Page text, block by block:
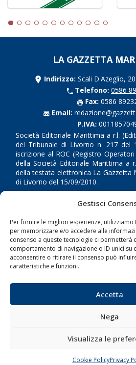
Gestisci
Per fornire le migliori esperienze,
per memorizzare e/o accedere alle
consenso a queste tecnologie ci permetterà
comportamento di navigazione o ID unici su
acconsentire o ritirare il consenso può
caratteristiche e funzioni.
Accetta
Nega
Visualizza le
Cookie PolicyPrivacy
LA GAZZETTA
Indirizzo: Scali D'Azeglio,
Telefono: 0586
Fax: 0586
Email:
P.IVA:
Società Editoriale Marittima a r.l.
del Tribunale di Livorno n. 217 del
iscrizione al ROC (Registro
della Società Editoriale Marittima a
della testata elettronica La Gazzetta
di Livorno del 15/09/2010.
LINK
Shipping
Porti/
Trasporti
Sostenibilità
Blue economy
Chi siamo
Contatti
CHIAMA